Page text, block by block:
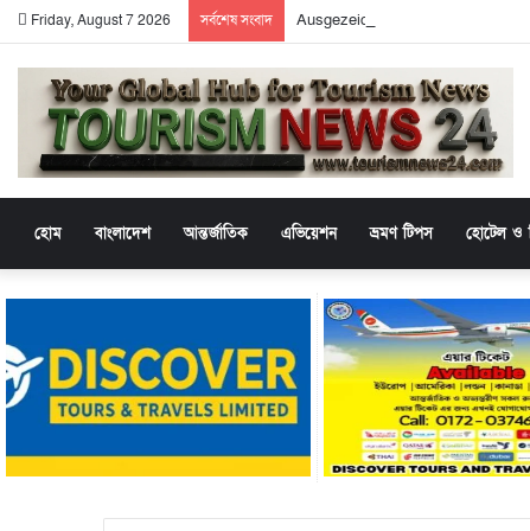
Friday, August 7 2026 সর্বশেষ সংবাদ Ausgezeichnete Unterhaltung mit
হোম বাংলাদেশ আন্তর্জাতিক এভিয়েশন ভ্রমণ টিপস হোটেল ও